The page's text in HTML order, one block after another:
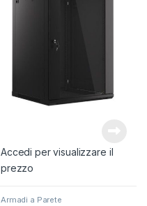
Accedi per visualizzare il
prezzo
Armadi a Parete